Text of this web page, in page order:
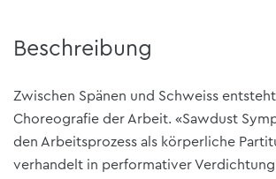
Beschreibung
Zwischen Spänen und Schweiss
Choreografie der Arbeit. «Sawdust
den Arbeitsprozess als körperliche
verhandelt in performativer Verdichtung